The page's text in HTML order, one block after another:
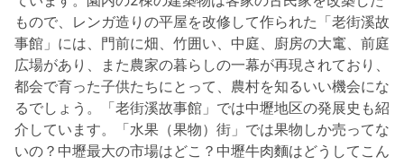
もので、レンガ造りの平屋を改修して作られた「老街溪故
事館」には、門前に畑、竹囲い、中庭、廚房の大竃、前庭
広場があり、また農家の暮らしの一幕が再現されており、
都会で育った子供たちにとって、農村を知るいい機会にな
るでしょう。「老街溪故事館」では中壢地区の発展史も紹
介しています。「水果（果物）街」では果物しか売ってな
いの？中壢最大の市場はどこ？中壢牛肉麵はどうしてこん